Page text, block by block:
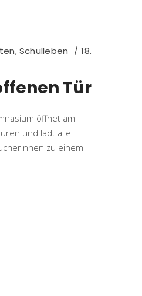
,Schulleben
18.
Tür
öffnet am
und lädt alle
zu einem